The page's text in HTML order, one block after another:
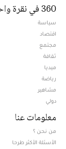
360 في نقرة واحدة
سياسة
اقتصاد
مجتمع
ثقافة
ميديا
رياضة
مشاهير
دولي
معلومات عنا
من نحن ؟
الأسئلة الأكثر طرحا